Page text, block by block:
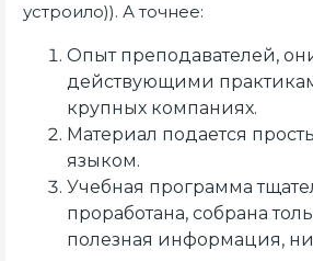
устроило)). А точнее:
Опыт преподавателей,
действующими
крупных компаниях.
Материал подается
языком.
Учебная программа
проработана, собрана
полезная информация,